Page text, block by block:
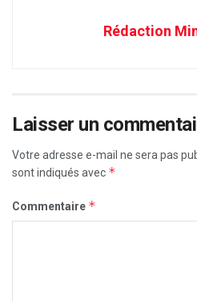
Rédaction
Laisser un
Votre adresse e-mail ne sera pas
sont indiqués avec *
Commentaire *